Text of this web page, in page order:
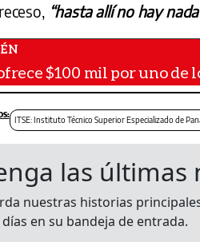
“hasta allí no hay
$100 mil por uno de
ITSE: Instituto Técnico Superior Especializado de